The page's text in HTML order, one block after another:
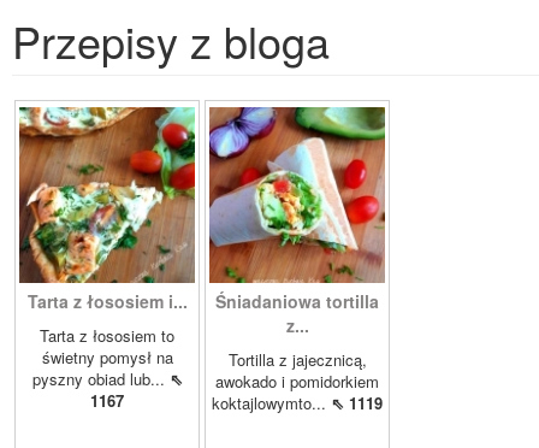
Przepisy z bloga
Tarta z łososiem i...
Tarta z łososiem to
świetny pomysł na
pyszny obiad lub... ⇖
1167
Śniadaniowa tortilla
z...
Tortilla z jajecznicą,
awokado i pomidorkiem
koktajlowymto... ⇖ 1119